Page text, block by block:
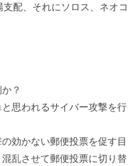
配、それにソロス、ネオコ
？
思われるサイバー攻撃を行
効かない郵便投票を促す目
乱させて郵便投票に切り替